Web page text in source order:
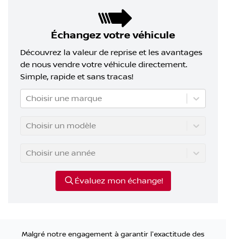
Échangez votre véhicule
Découvrez la valeur de reprise et les avantages
de nous vendre votre véhicule directement.
Simple, rapide et sans tracas!
Choisir une marque
Choisir un modèle
Choisir une année
Évaluez mon échange!
Malgré notre engagement à garantir l'exactitude des